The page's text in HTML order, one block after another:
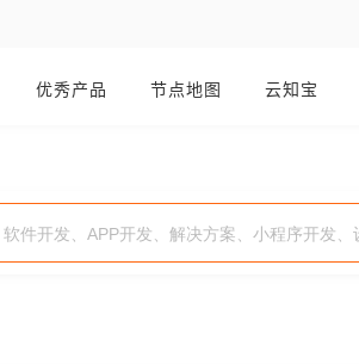
优秀产品 节点地图 云知宝